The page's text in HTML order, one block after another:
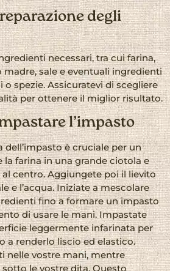
degli
necessari, tra cui farina,
madre, sale e eventuali ingredienti
spezie. Assicuratevi di scegliere
per ottenere il miglior risultato.
l’impasto
dell’impasto è cruciale per un
la farina in una grande ciotola e
centro. Aggiungete poi il lievito
e l’acqua. Iniziate a mescolare
fino a formare un impasto
di usare le mani. Impastate
leggermente infarinata per
a renderlo liscio ed elastico.
nelle vostre mani, mentre
le vostre dita. Questo